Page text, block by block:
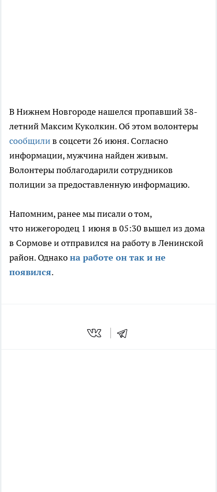
В Нижнем Новгороде нашелся пропавший 38-
летний Максим Куколкин. Об этом волонтеры
сообщилив соцсети 26 июня. Согласно
информации, мужчина найден живым.
Волонтеры поблагодарили сотрудников
полиции за предоставленную информацию.
Напомним, ранее мы писали о том,
что нижегородец 1 июня в 05:30 вышел из дома
в Сормове и отправился на работу в Ленинской
район. Однакона работе он так и не
появился.